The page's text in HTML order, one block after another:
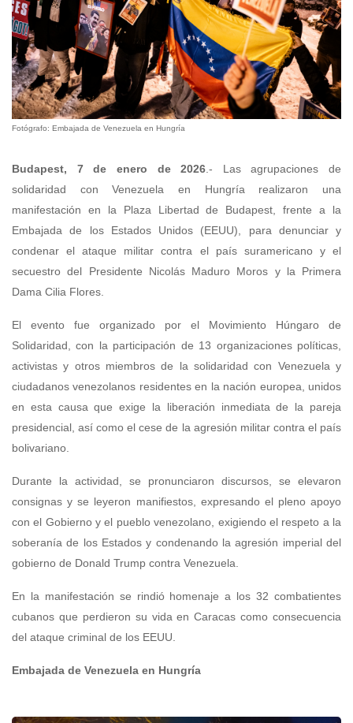
Fotógrafo: Embajada de Venezuela en Hungría
Budapest, 7 de enero de 2026 .- Las agrupaciones de
solidaridad con Venezuela en Hungría realizaron una
manifestación en la Plaza Libertad de Budapest, frente a la
Embajada de los Estados Unidos (EEUU), para denunciar y
condenar el ataque militar contra el país suramericano y el
secuestro del Presidente Nicolás Maduro Moros y la Primera
Dama Cilia Flores.
El evento fue organizado por el Movimiento Húngaro de
Solidaridad, con la participación de 13 organizaciones políticas,
activistas y otros miembros de la solidaridad con Venezuela y
ciudadanos venezolanos residentes en la nación europea, unidos
en esta causa que exige la liberación inmediata de la pareja
presidencial, así como el cese de la agresión militar contra el país
bolivariano.
Durante la actividad, se pronunciaron discursos, se elevaron
consignas y se leyeron manifiestos, expresando el pleno apoyo
con el Gobierno y el pueblo venezolano, exigiendo el respeto a la
soberanía de los Estados y condenando la agresión imperial del
gobierno de Donald Trump contra Venezuela.
En la manifestación se rindió homenaje a los 32 combatientes
cubanos que perdieron su vida en Caracas como consecuencia
del ataque criminal de los EEUU.
Embajada de Venezuela en Hungría